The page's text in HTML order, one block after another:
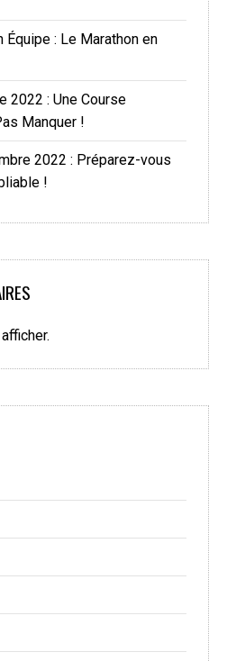
: Le Marathon en
2022 : Une Course
Manquer !
2022 : Préparez-vous
!